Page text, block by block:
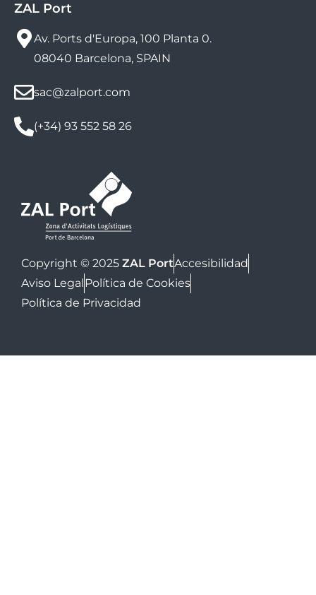
ZAL Port
Av. Ports d'Europa, 100 Planta 0.
08040 Barcelona, SPAIN
sac@zalport.com
(+34) 93 552 58 26
Copyright © 2025 ZAL PortAccesibilidad
Aviso Legal Política de Cookies
Política de Privacidad